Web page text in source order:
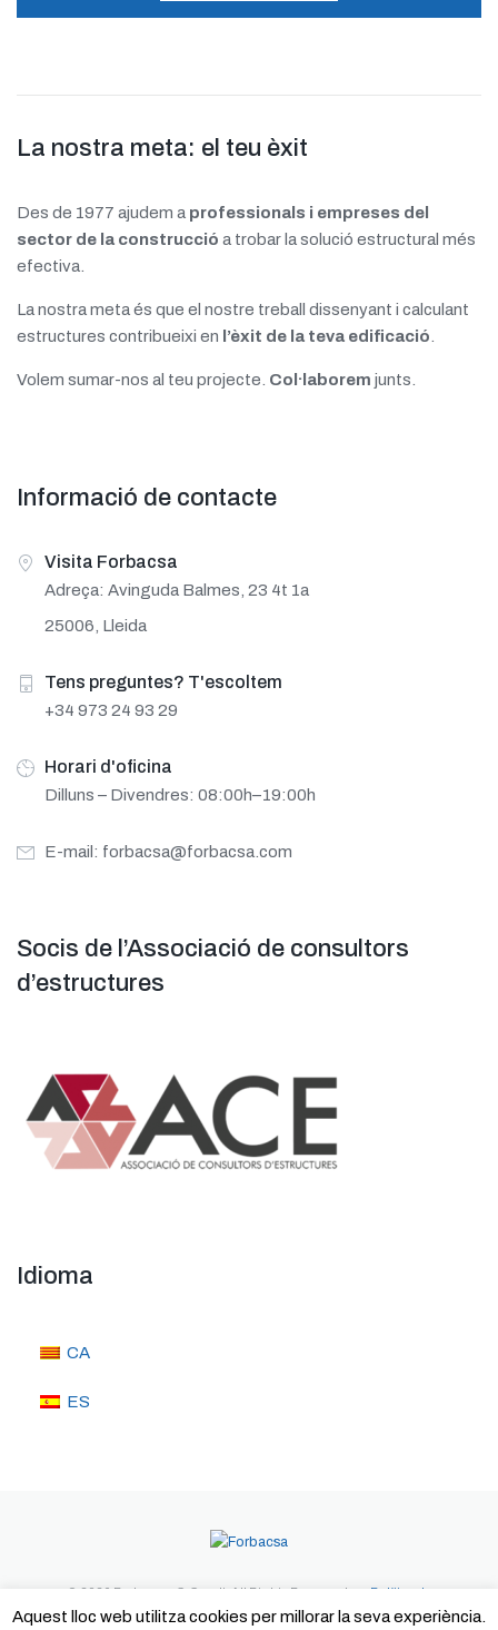
La nostra meta: el teu èxit
Des de 1977 ajudem a professionals i empreses del
sector de la construcció a trobar la solució estructural més
efectiva.
La nostra meta és que el nostre treball dissenyant i calculant
estructures contribueixi en l’èxit de la teva edificació.
Volem sumar-nos al teu projecte. Col·laborem junts.
Informació de contacte
Visita Forbacsa
Adreça: Avinguda Balmes, 23 4t 1a
25006, Lleida
Tens preguntes? T'escoltem
+34 973 24 93 29
Horari d'oficina
Dilluns – Divendres: 08:00h–19:00h
E-mail: forbacsa@forbacsa.com
Socis de l’Associació de consultors
d’estructures
Idioma
CA
ES
© 2026 Forbacsa. C.Caralt. All Rights Reserved.
Política de
privacitat
Política de cookies Avís legal
Aquest lloc web utilitza cookies per millorar la seva experiència.